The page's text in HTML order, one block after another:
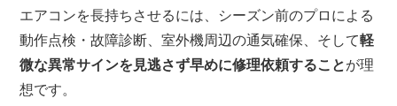
エアコンを長持ちさせるには、シーズン前のプロによる
動作点検・故障診断、室外機周辺の通気確保、そして軽
微な異常サインを見逃さず早めに修理依頼することが理
想です。